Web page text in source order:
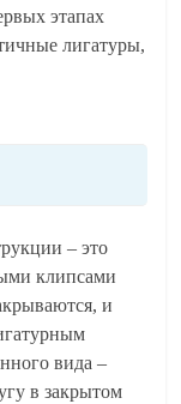
этапах
лигатуры,
– это
клипсами
и
вида –
в закрытом